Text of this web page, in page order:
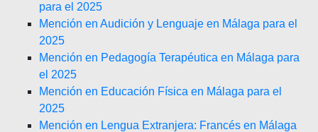
para el 2025
Mención en Audición y Lenguaje en Málaga para el
2025
Mención en Pedagogía Terapéutica en Málaga para
el 2025
Mención en Educación Física en Málaga para el
2025
Mención en Lengua Extranjera: Francés en Málaga